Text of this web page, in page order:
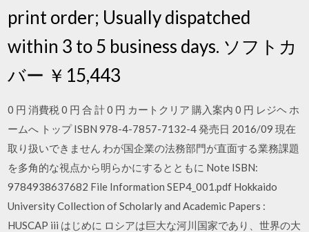
print order; Usually dispatched
within 3 to 5 business days. ソフトカ
バー ￥15,443
0 円 消費税 0 円 合 計 0 円 カートクリア 購入案内 0 円 レジヘ ホ
ームへ トップ ISBN 978-4-7857-7132-4 発売日 2016/09 現在
取り扱いできません わが国企業の法務部門が直面する業務課題
を多角的な視点から明らかにするとともに Note ISBN:
9784938637682 File Information SEP4_001.pdf Hokkaido
University Collection of Scholarly and Academic Papers :
HUSCAP iii はじめに ロシアは巨大な河川国家であり、世界の大